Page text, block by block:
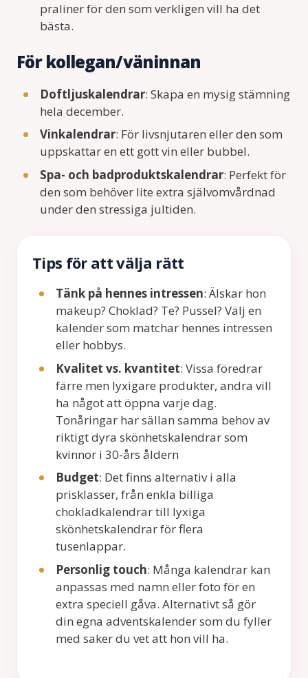
praliner för den som verkligen vill ha det
bästa.
För kollegan/väninnan
Doftljuskalendrar: Skapa en mysig stämning
hela december.
Vinkalendrar: För livsnjutaren eller den som
uppskattar en ett gott vin eller bubbel.
Spa- och badproduktskalendrar: Perfekt för
den som behöver lite extra självomvårdnad
under den stressiga jultiden.
Tips för att välja rätt
Tänk på hennes intressen: Älskar hon
makeup? Choklad? Te? Pussel? Välj en
kalender som matchar hennes intressen
eller hobbys.
Kvalitet vs. kvantitet: Vissa föredrar
färre men lyxigare produkter, andra vill
ha något att öppna varje dag.
Tonåringar har sällan samma behov av
riktigt dyra skönhetskalendrar som
kvinnor i 30-års åldern
Budget: Det finns alternativ i alla
prisklasser, från enkla billiga
chokladkalendrar till lyxiga
skönhetskalendrar för flera
tusenlappar.
Personlig touch: Många kalendrar kan
anpassas med namn eller foto för en
extra speciell gåva. Alternativt så gör
din egna adventskalender som du fyller
med saker du vet att hon vill ha.